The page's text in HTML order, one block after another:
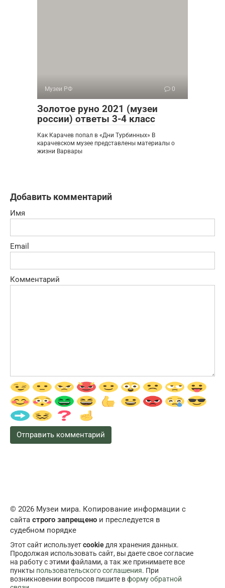
Музеи РФ 0
Золотое руно 2021 (музеи
россии) ответы 3-4 класс
Как Карачев попал в «Дни Турбинных» В
карачевском музее представлены материалы о
жизни Варвары
Добавить комментарий
Имя
Email
Комментарий
© 2026 Музеи мира. Копирование информации с
сайта строго запрещено и преследуется в
судебном порядке
Этот сайт используетcookie для хранения данных.
Продолжая использовать сайт, вы даете свое согласие
на работу с этими файлами, а так же принимаете все
пункты пользовательского соглашения. При
возникновении вопросов пишите вформу обратной